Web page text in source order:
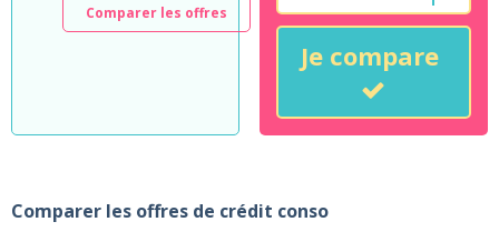
Comparer les offres
Je compare
Comparer les offres de crédit conso